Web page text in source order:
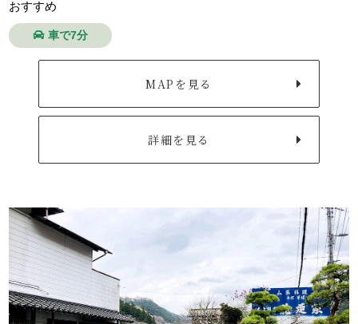
おすすめ
車で7分
MAPを見る
詳細を見る